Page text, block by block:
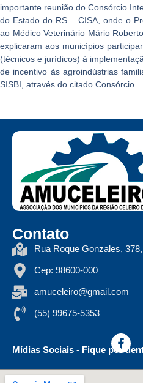
importante reunião do Consórcio
do Estado do RS – CISA, onde o
ao Médico Veterinário Mário
explicaram aos municípios
(técnicos e jurídicos) à
de incentivo às agroindústrias
SISBI, através do citado Consórcio.
Contato
Rua Roque Gonzales,
Cep: 98600-000
amuceleiro@gmail.com
(55) 99675-5353
Mídias Sociais - Fique por